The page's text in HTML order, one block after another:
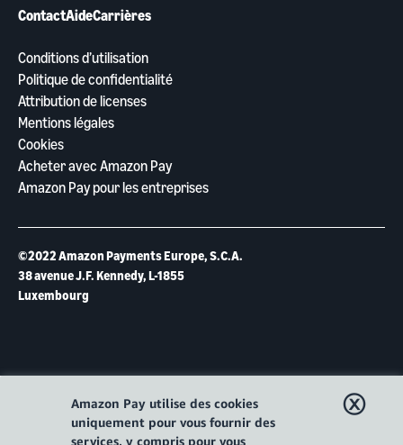
ContactAideCarrières
Conditions d’utilisation
Politique de confidentialité
Attribution de licenses
Mentions légales
Cookies
Acheter avec Amazon Pay
Amazon Pay pour les entreprises
©2022 Amazon Payments Europe, S.C.A.
38 avenue J.F. Kennedy, L-1855
Luxembourg
Amazon Pay utilise des cookies
uniquement pour vous fournir des
services, y compris pour vous
ⓧ